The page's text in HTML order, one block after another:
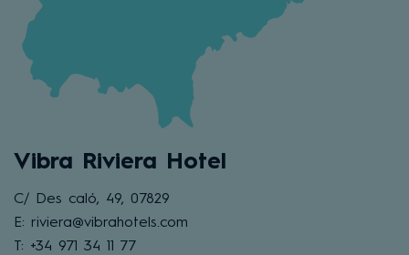
Vibra Riviera Hotel
C/ Des caló, 49, 07829
E: riviera@vibrahotels.com
T: +34 971 34 11 77